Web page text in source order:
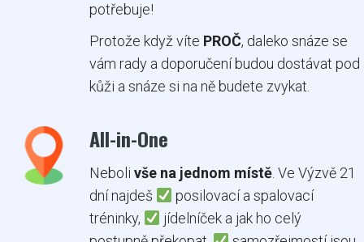
potřebuje!
Protože když víte PROČ, daleko snáze se
vám rady a doporučení budou dostávat pod
kůži a snáze si na ně budete zvykat.
All-in-One
Neboli vše na jednom místě. Ve Výzvě 21
dní najdeš
posilovací a spalovací
tréninky,
jídelníček a jak ho celý